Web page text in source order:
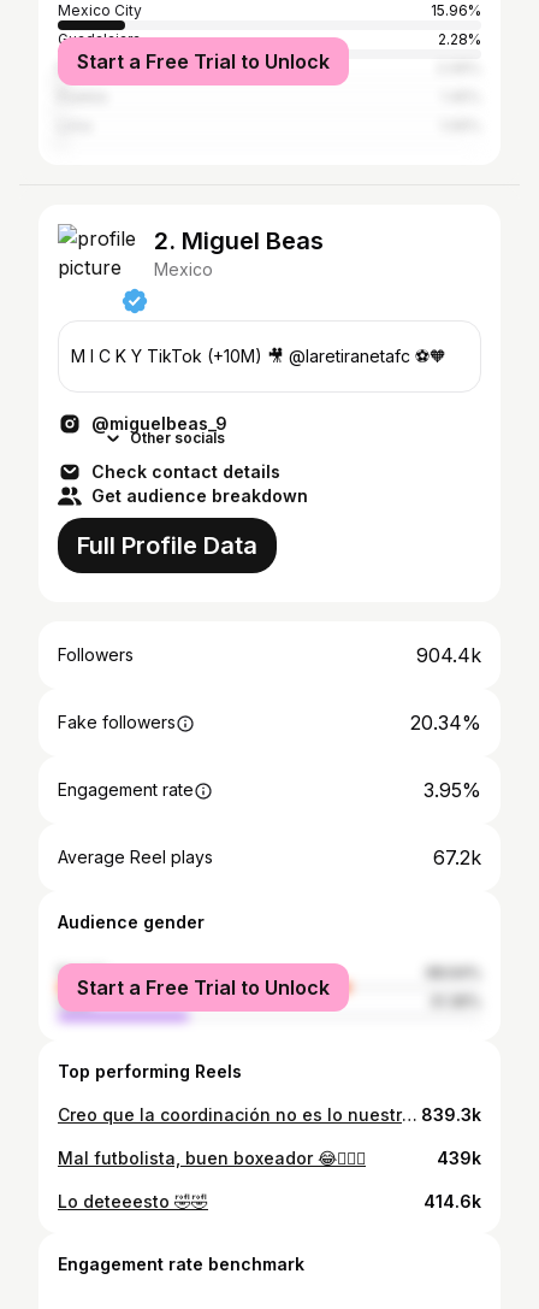
Mexico City
15.96%
Guadalajara
2.28%
Monterrey
Start a Free Trial to Unlock
2. Miguel Beas
Mexico
M I C K Y TikTok (+10M) 🎥 @laretiranetafc ⚽️🧡
@miguelbeas_9
Other socials
Check contact details
Get audience breakdown
Full Profile Data
Followers 904.4k
Fake followers 20.34%
Engagement rate 3.95%
Average Reel plays 67.2k
Audience gender
female
male
Start a Free Trial to Unlock
Top performing Reels
Creo que la coordinación no es lo nuestro 😂🤷🏻‍♂️ 839.3k
Mal futbolista, buen boxeador 😂🤷🏻‍♂️ 439k
Lo deteeesto 🤣🤣 414.6k
Engagement rate benchmark